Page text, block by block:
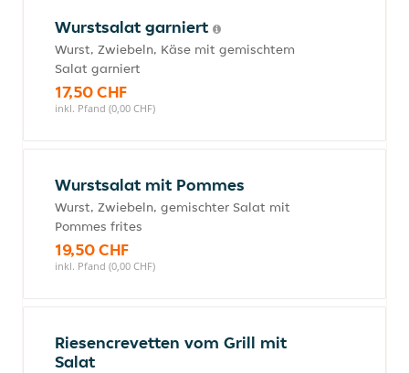
Wurstsalat garniert
Wurst, Zwiebeln, Käse mit gemischtem
Salat garniert
17,50 CHF
inkl. Pfand (0,00 CHF)
Wurstsalat mit Pommes
Wurst, Zwiebeln, gemischter Salat mit
Pommes frites
19,50 CHF
inkl. Pfand (0,00 CHF)
Riesencrevetten vom Grill mit
Salat